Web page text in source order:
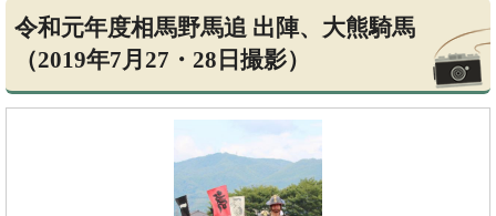
令和元年度相馬野馬追 出陣、大熊騎馬
（2019年7月27・28日撮影）